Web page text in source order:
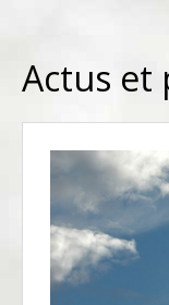
Actus et